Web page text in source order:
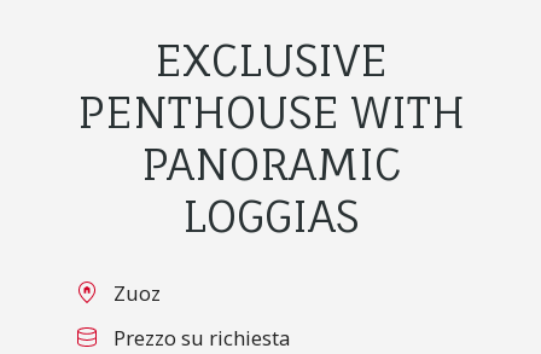
EXCLUSIVE
PENTHOUSE WITH
PANORAMIC
LOGGIAS
Zuoz
Prezzo su richiesta